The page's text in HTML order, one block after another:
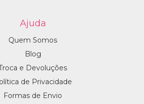
Ajuda
Quem Somos
Blog
e Devoluções
de Privacidade
Formas de Envio